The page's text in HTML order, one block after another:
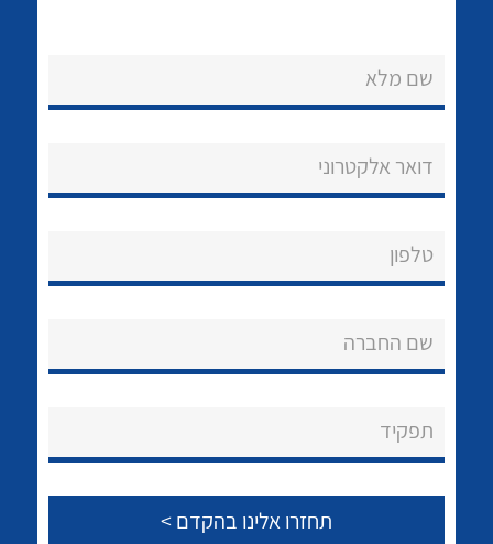
לכל מוצרי היצרן
שם מלא
דואר אלקטרוני
טלפון
שם החברה
תפקיד